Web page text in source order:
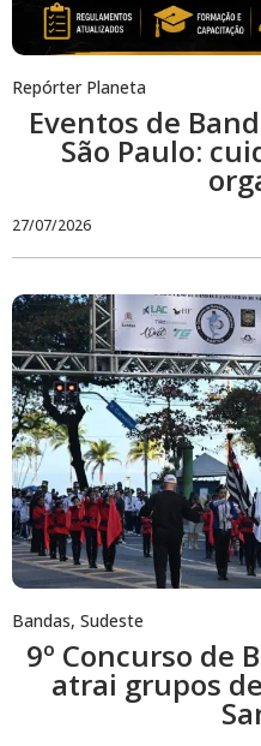
Repórter Planeta
Eventos de
São Paulo:
27/07/2026
Bandas, Sudeste
9º Concurso de
atrai grupos